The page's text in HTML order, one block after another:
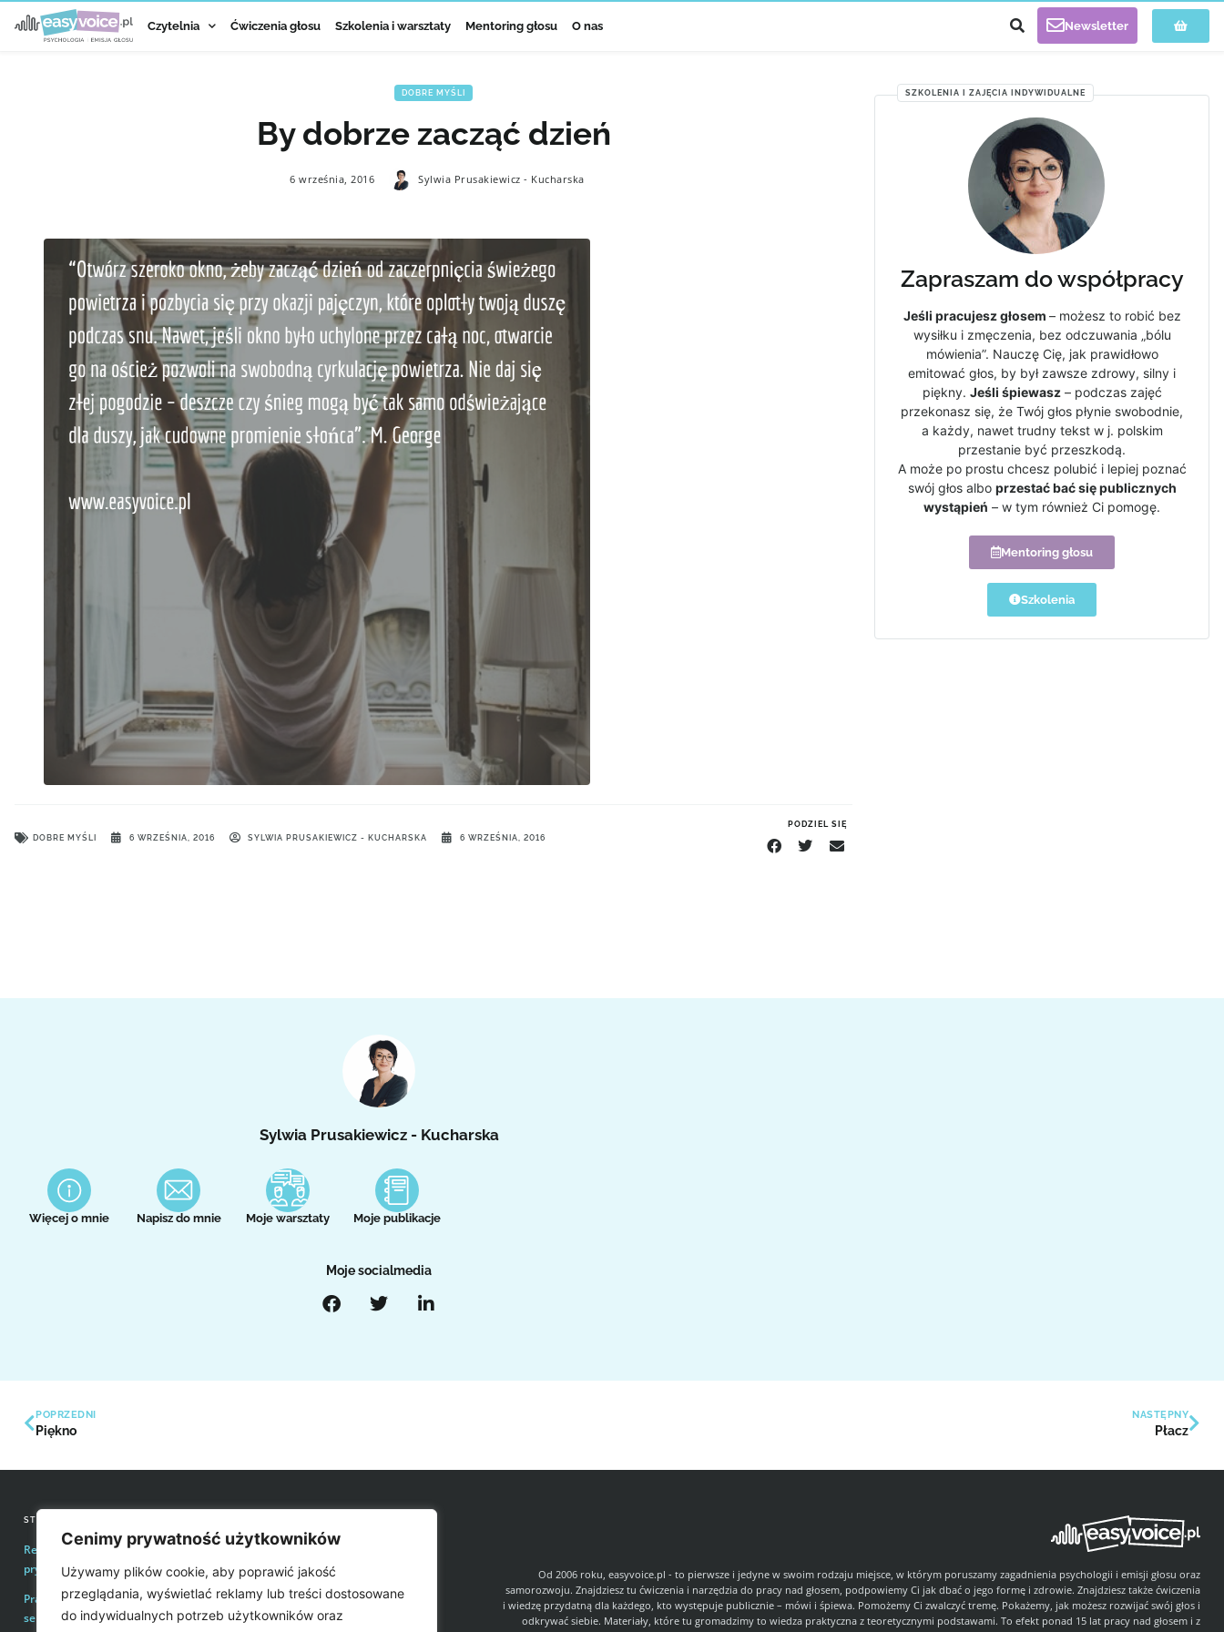
Cenimy prywatność użytkowników
Używamy plików cookie, aby poprawić jakość
przeglądania, wyświetlać reklamy lub treści dostosowane
do indywidualnych potrzeb użytkowników oraz
Czytelnia Ćwiczenia głosu Szkolenia i warsztaty Mentoring głosu O nas Newsletter
DOBRE MYŚLI
By dobrze zacząć dzień
6 września, 2016 Sylwia Prusakiewicz - Kucharska
DOBRE MYŚLI 6 WRZEŚNIA, 2016 SYLWIA PRUSAKIEWICZ - KUCHARSKA 6 WRZEŚNIA, 2016
PODZIEL SIĘ
Zapraszam do współpracy
Jeśli pracujesz głosem – możesz to robić bez
wysiłku i zmęczenia, bez odczuwania „bólu
mówienia”. Nauczę Cię, jak prawidłowo
emitować głos, by był zawsze zdrowy, silny i
piękny. Jeśli śpiewasz– podczas zajęć
przekonasz się, że Twój głos płynie swobodnie,
a każdy, nawet trudny tekst w j. polskim
przestanie być przeszkodą.
A może po prostu chcesz polubić i lepiej poznać
swój głos albo przestać bać się publicznych
wystąpień – w tym również Ci pomogę.
Mentoring głosu
Szkolenia
SZKOLENIA I ZAJĘCIA INDYWIDUALNE
Sylwia Prusakiewicz - Kucharska
Więcej o mnie Napisz do mnie Moje warsztaty Moje publikacje
Moje socialmedia
POPRZEDNI
Piękno
NASTĘPNY
Płacz
STRONY INFORMACYJNE
Regulamin zakupów i polityka
prywatności
Prawa autorskie i wykorzystywanie treści
serwisu
Email:redakcja@easyvoice.pl
WSPÓŁPRACE, OFERTY
Email: karol@easyvoice.pl
Od 2006 roku, easyvoice.pl - to pierwsze i jedyne w swoim rodzaju miejsce, w którym poruszamy zagadnienia psychologii i emisji głosu oraz
samorozwoju. Znajdziesz tu ćwiczenia i narzędzia do pracy nad głosem, podpowiemy Ci jak dbać o jego formę i zdrowie. Znajdziesz także ćwiczenia
i wiedzę przydatną dla każdego, kto występuje publicznie – mówi i śpiewa. Pomożemy Ci zwalczyć tremę. Pokażemy, jak możesz rozwijać swój głos i
odkrywać siebie. Materiały, które tu gromadzimy to wiedza praktyczna z teoretycznymi podstawami. To efekt ponad 15 lat pracy nad głosem i z